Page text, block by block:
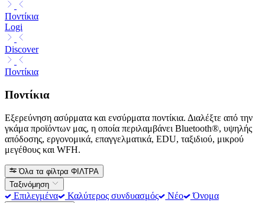
Ποντίκια
Logi
Discover
Ποντίκια
Ποντίκια
Εξερεύνηση ασύρματα και ενσύρματα ποντίκια. Διαλέξτε από την
γκάμα προϊόντων μας, η οποία περιλαμβάνει Bluetooth®, υψηλής
απόδοσης, εργονομικά, επαγγελματικά, EDU, ταξιδιού, μικρού
μεγέθους και WFH.
Όλα τα φίλτρα ΦΙΛΤΡΑ
Ταξινόμηση
Επιλεγμένα Καλύτερος συνδυασμός Νέο Όνομα